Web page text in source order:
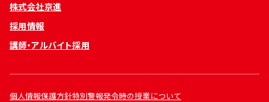
株式会社京進
採用情報
講師・アルバイト採用
個人情報保護方針特別警報発令時の授業について